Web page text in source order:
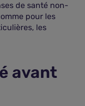
de santé non-
pour les
les
avant